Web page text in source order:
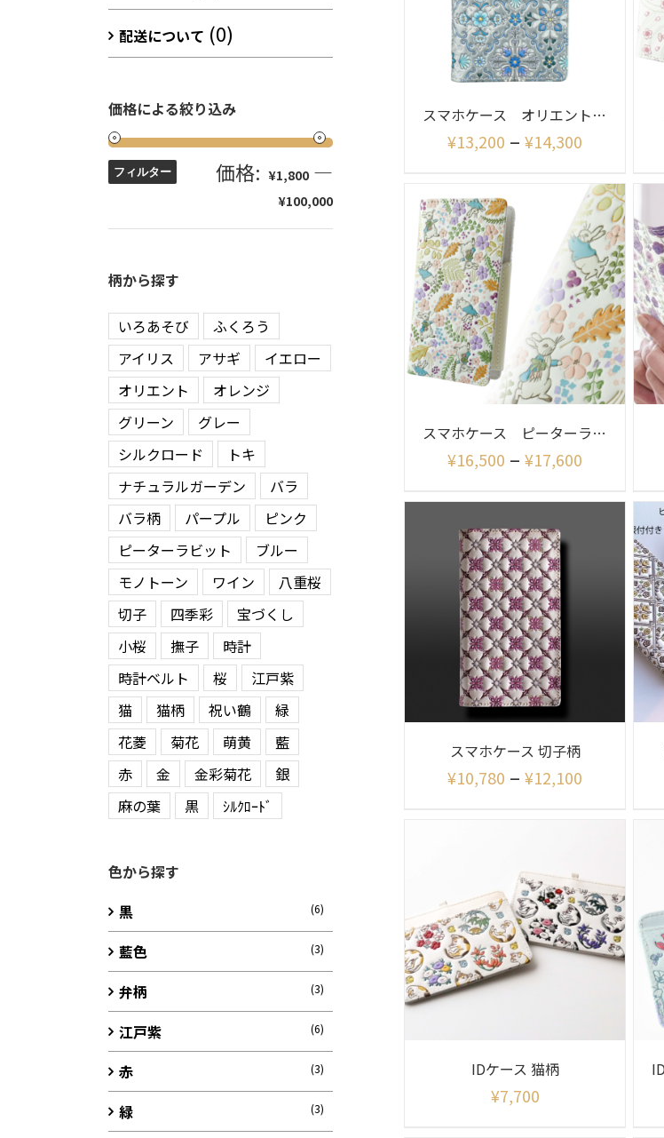
スマホケース オリエント(シャイニー)
¥13,200 –¥14,300
スマホケース ピーターラビット イングリッシュガーデン
¥16,500 –¥17,600
スマホケース 切子柄
¥10,780 –¥12,100
IDケース 猫柄
¥7,700
配送について (0)
価格による絞り込み
フィルター 価格: ¥1,800 —
¥100,000
柄から探す
いろあそび
ふくろう
アイリス
アサギ
イエロー
オリエント
オレンジ
グリーン
グレー
シルクロード
トキ
ナチュラルガーデン
バラ
バラ柄
パープル
ピンク
ピーターラビット
ブルー
モノトーン
ワイン
八重桜
切子
四季彩
宝づくし
小桜
撫子
時計
時計ベルト
桜
江戸紫
猫
猫柄 祝い鶴
緑
花菱
菊花 萌黄
藍
赤
金 金彩菊花
銀
麻の葉
黒 ｼﾙｸﾛｰﾄﾞ
色から探す
黒
(6)
藍色 (3)
弁柄 (3)
江戸紫 (6)
赤 (3)
緑 (3)